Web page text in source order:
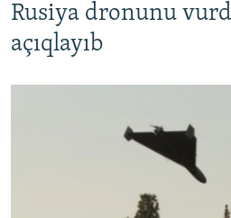
Rusiya dronunu
açıqlayıb